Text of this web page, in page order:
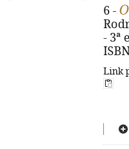
6 -
- 3ª
Link